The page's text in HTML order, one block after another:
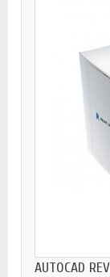
AUTOCAD